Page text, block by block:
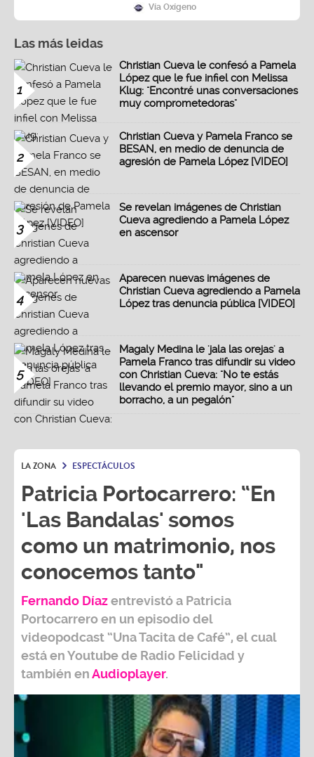
Vía Oxígeno
Las más leidas
1
Christian Cueva le confesó a Pamela
López que le fue infiel con Melissa
Klug: "Encontré unas conversaciones
muy comprometedoras"
2
Christian Cueva y Pamela Franco se
BESAN, en medio de denuncia de
agresión de Pamela López [VIDEO]
3
Se revelan imágenes de Christian
Cueva agrediendo a Pamela López
en ascensor
4
Aparecen nuevas imágenes de
Christian Cueva agrediendo a Pamela
López tras denuncia pública [VIDEO]
5
Magaly Medina le 'jala las orejas' a
Pamela Franco tras difundir su video
con Christian Cueva: "No te estás
llevando el premio mayor, sino a un
borracho, a un pegalón"
LA ZONA ESPECTÁCULOS
Patricia Portocarrero: “En
'Las Bandalas' somos
como un matrimonio, nos
conocemos tanto"
Fernando Díazentrevistó a Patricia
Portocarreroen un episodio del
videopodcast “Una Tacita de Café”, el cual
está en Youtube de Radio Felicidad y
también enAudioplayer.